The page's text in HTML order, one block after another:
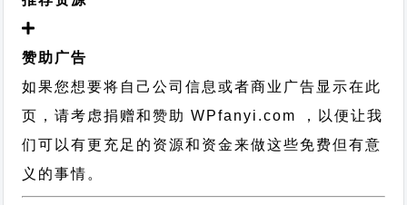
赞助广告
如果您想要将自己公司信息或者商业广告显示在此
页，请考虑捐赠和赞助 WPfanyi.com ，以便让我
们可以有更充足的资源和资金来做这些免费但有意
义的事情。